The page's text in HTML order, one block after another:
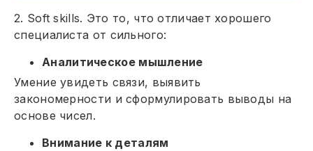
2. Soft skills. Это то, что отличает хорошего
специалиста от сильного:
Аналитическое мышление
Умение увидеть связи, выявить
закономерности и сформулировать выводы на
основе чисел.
Внимание к деталям